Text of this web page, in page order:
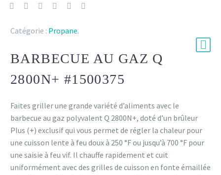
Catégorie : Propane.
BARBECUE AU GAZ Q
2800N+ #1500375
Faites griller une grande variété d’aliments avec le
barbecue au gaz polyvalent Q 2800N+, doté d’un brûleur
Plus (+) exclusif qui vous permet de régler la chaleur pour
une cuisson lente à feu doux à 250 °F ou jusqu’à 700 °F pour
une saisie à feu vif. Il chauffe rapidement et cuit
uniformément avec des grilles de cuisson en fonte émaillée